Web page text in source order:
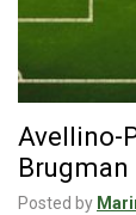
Avellino-
Brugman
Posted by